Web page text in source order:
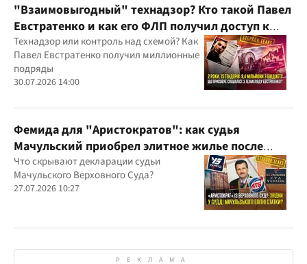
"Взаимовыгодный" технадзор? Кто такой Павел
Евстратенко и как его ФЛП получил доступ к
бюджетным миллионам?
Технадзор или контроль над схемой? Как
Павел Евстратенко получил миллионные
подряды
30.07.2026 14:00
Фемида для "Аристократов": как судья
Мачульский приобрел элитное жилье после
вердикта в пользу застройщика?
Что скрывают декларации судьи
Мачульского Верховного Суда?
27.07.2026 10:27